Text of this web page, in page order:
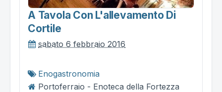
A Tavola Con L'allevamento Di
Cortile
sabato 6 febbraio 2016
Enogastronomia
Portoferraio - Enoteca della Fortezza